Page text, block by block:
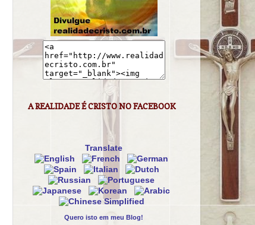
A REALIDADE É CRISTO NO FACEBOOK
Translate
Quero isto em meu Blog!